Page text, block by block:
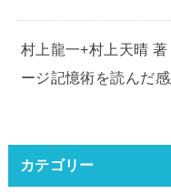
村上龍一+村上天晴
ージ記憶術を読んだ
カテゴリー